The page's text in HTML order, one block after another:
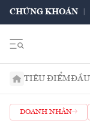
CHỨNG KHOÁN
TIÊU ĐIỂM
DOANH NHÂN